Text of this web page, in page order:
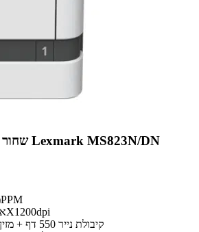
מדפסת לייזר A4 שחור לבן Lexmark MS823N/DN
מהירות הדפסה 61PPM
איכות הדפסה 1200X1200dpi
קיבולת נייר 550 דף + מזין מעקף של 100 דף